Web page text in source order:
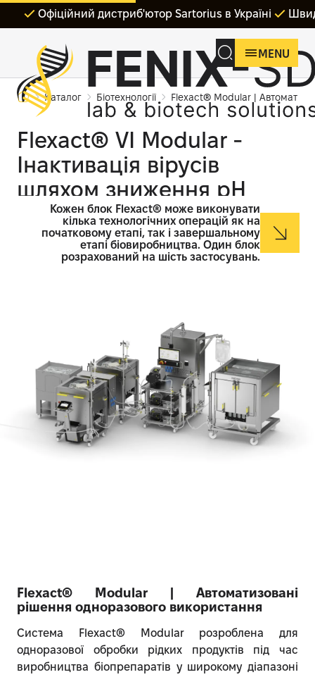
Офіційний дистриб'ютор Sartorius в Україні
MENU
Каталог Біотехнології Flexact® Modular |
Flexact® VI Modular -
Інактивація вірусів
шляхом зниження рН
Кожен блок Flexact® може виконувати
кілька технологічних операцій як на
початковому етапі, так і завершальному
етапі біовиробництва. Один блок
розрахований на шість застосувань.
Flexact® Modular | Автоматизовані
рішення одноразового використання
Система Flexact® Modular розроблена для
одноразової обробки рідких продуктів під час
виробництва біопрепаратів у широкому діапазоні